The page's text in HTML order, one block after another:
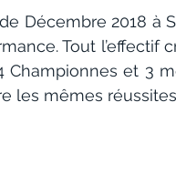
Décembre 2018 à
Tout
Championnes et 3
les mêmes